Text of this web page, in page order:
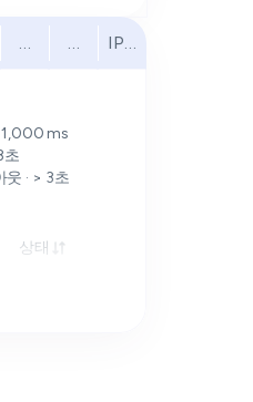
아프리카아시아 태평양
IPv6
ms
초
· > 3초
상태